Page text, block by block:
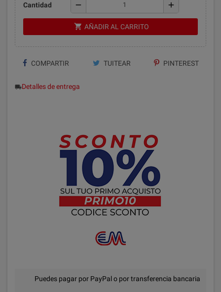
Cantidad remove add
shopping_cart AÑADIR AL CARRITO
COMPARTIR TUITEAR PINTEREST
local_shippingDetalles de entrega
Puedes pagar por PayPal o por transferencia bancaria